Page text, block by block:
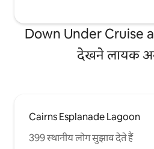
Down Under Cruise
देखने लायक
Cairns Esplanade Lagoon
399 स्थानीय लोग सुझाव देते हैं